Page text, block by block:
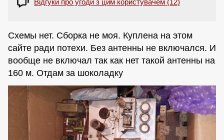
Відгуки про угоди з цим користувачем (12)
Схемы нет. Сборка не моя. Куплена на этом
сайте ради потехи. Без антенны не включался. И
вообще не включал так как нет такой антенны на
160 м. Отдам за шоколадку